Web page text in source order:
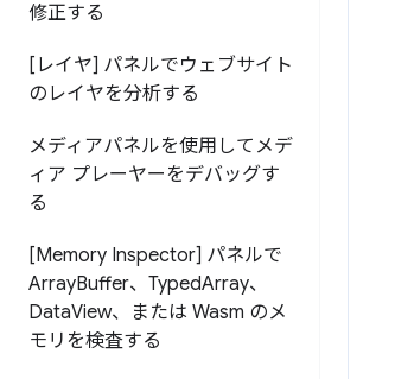
修正する
[レイヤ] パネルでウェブサイト
のレイヤを分析する
メディアパネルを使用してメデ
ィア プレーヤーをデバッグす
る
[Memory Inspector] パネルで
ArrayBuffer、TypedArray、
DataView、または Wasm のメ
モリを検査する